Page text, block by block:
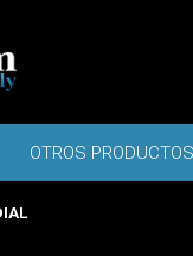
OTROS PRODUCTOS